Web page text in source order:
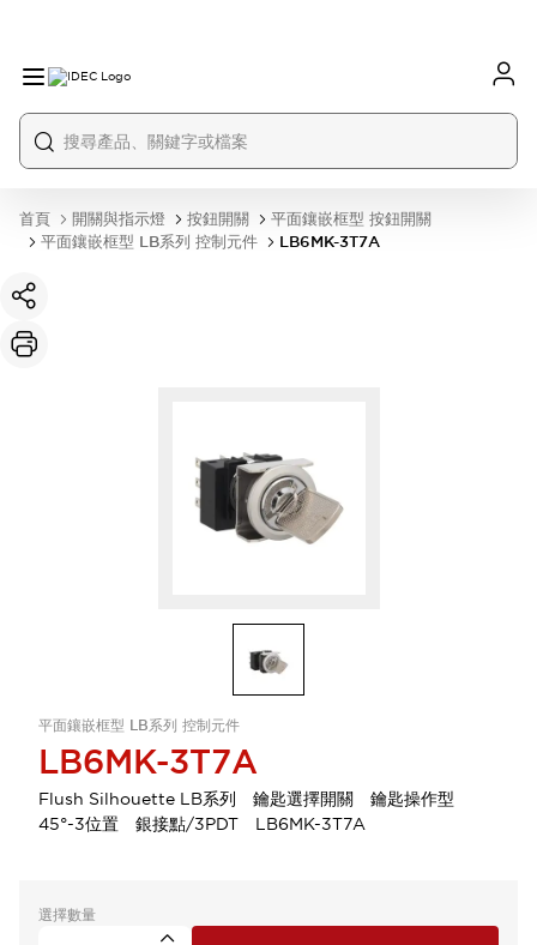
首頁 開關與指示燈 按鈕開關
平面鑲嵌框型 按鈕開關
平面鑲嵌框型 LB系列 控制元件
LB6MK-3T7A
平面鑲嵌框型 LB系列 控制元件
LB6MK-3T7A
Flush Silhouette LB系列 鑰匙選擇開關 鑰匙操作型
45°-3位置 銀接點/3PDT LB6MK-3T7A
選擇數量